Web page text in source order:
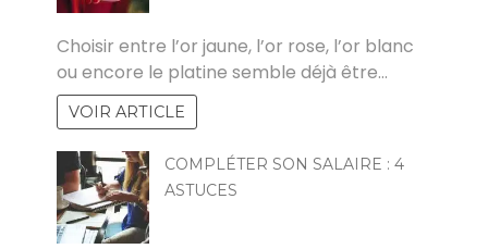
Choisir entre l’or jaune, l’or rose, l’or blanc
ou encore le platine semble déjà être…
VOIR ARTICLE
COMPLÉTER SON SALAIRE : 4
ASTUCES